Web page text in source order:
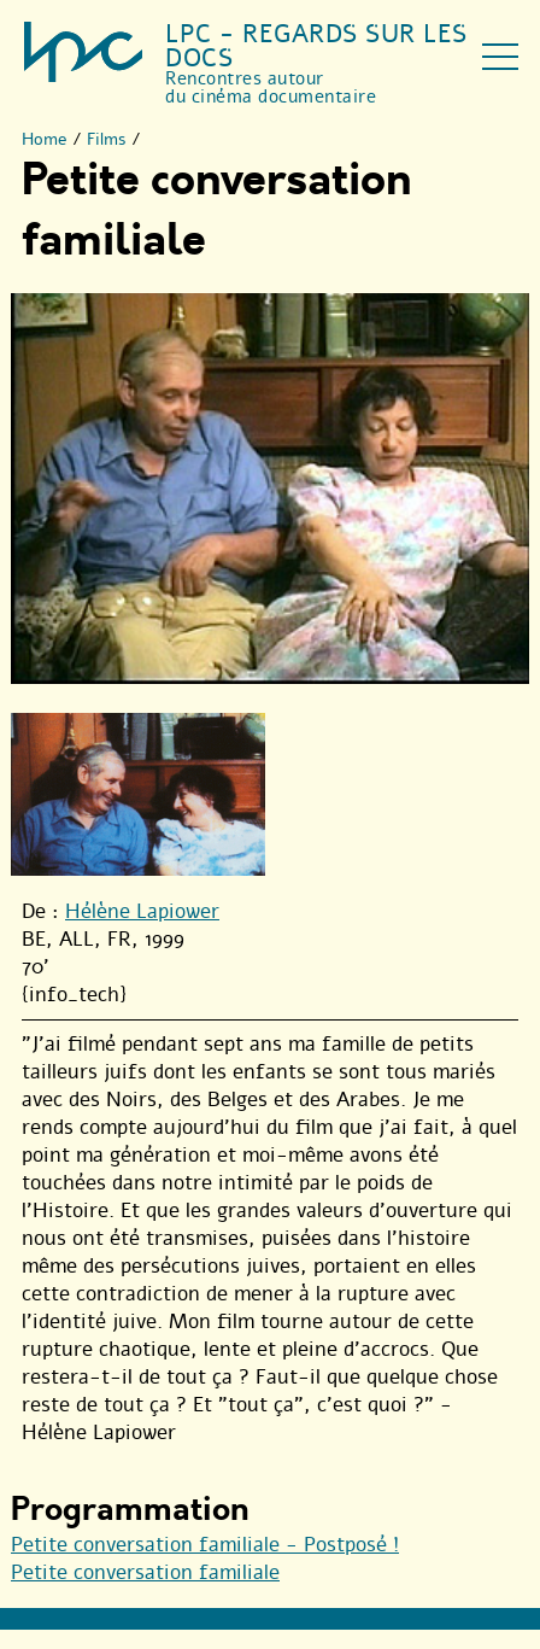
LPC - REGARDS SUR LES
DOCS
Rencontres autour
du cinéma documentaire
Home / Films /
Petite conversation
familiale
De : Hélène Lapiower
BE, ALL, FR, 1999
70'
{info_tech}
"J’ai filmé pendant sept ans ma famille de petits
tailleurs juifs dont les enfants se sont tous mariés
avec des Noirs, des Belges et des Arabes. Je me
rends compte aujourd’hui du film que j’ai fait, à quel
point ma génération et moi-même avons été
touchées dans notre intimité par le poids de
l’Histoire. Et que les grandes valeurs d’ouverture qui
nous ont été transmises, puisées dans l’histoire
même des persécutions juives, portaient en elles
cette contradiction de mener à la rupture avec
l’identité juive. Mon film tourne autour de cette
rupture chaotique, lente et pleine d’accrocs. Que
restera-t-il de tout ça ? Faut-il que quelque chose
reste de tout ça ? Et "tout ça", c’est quoi ?" -
Hélène Lapiower
Programmation
Petite conversation familiale - Postposé !
Petite conversation familiale